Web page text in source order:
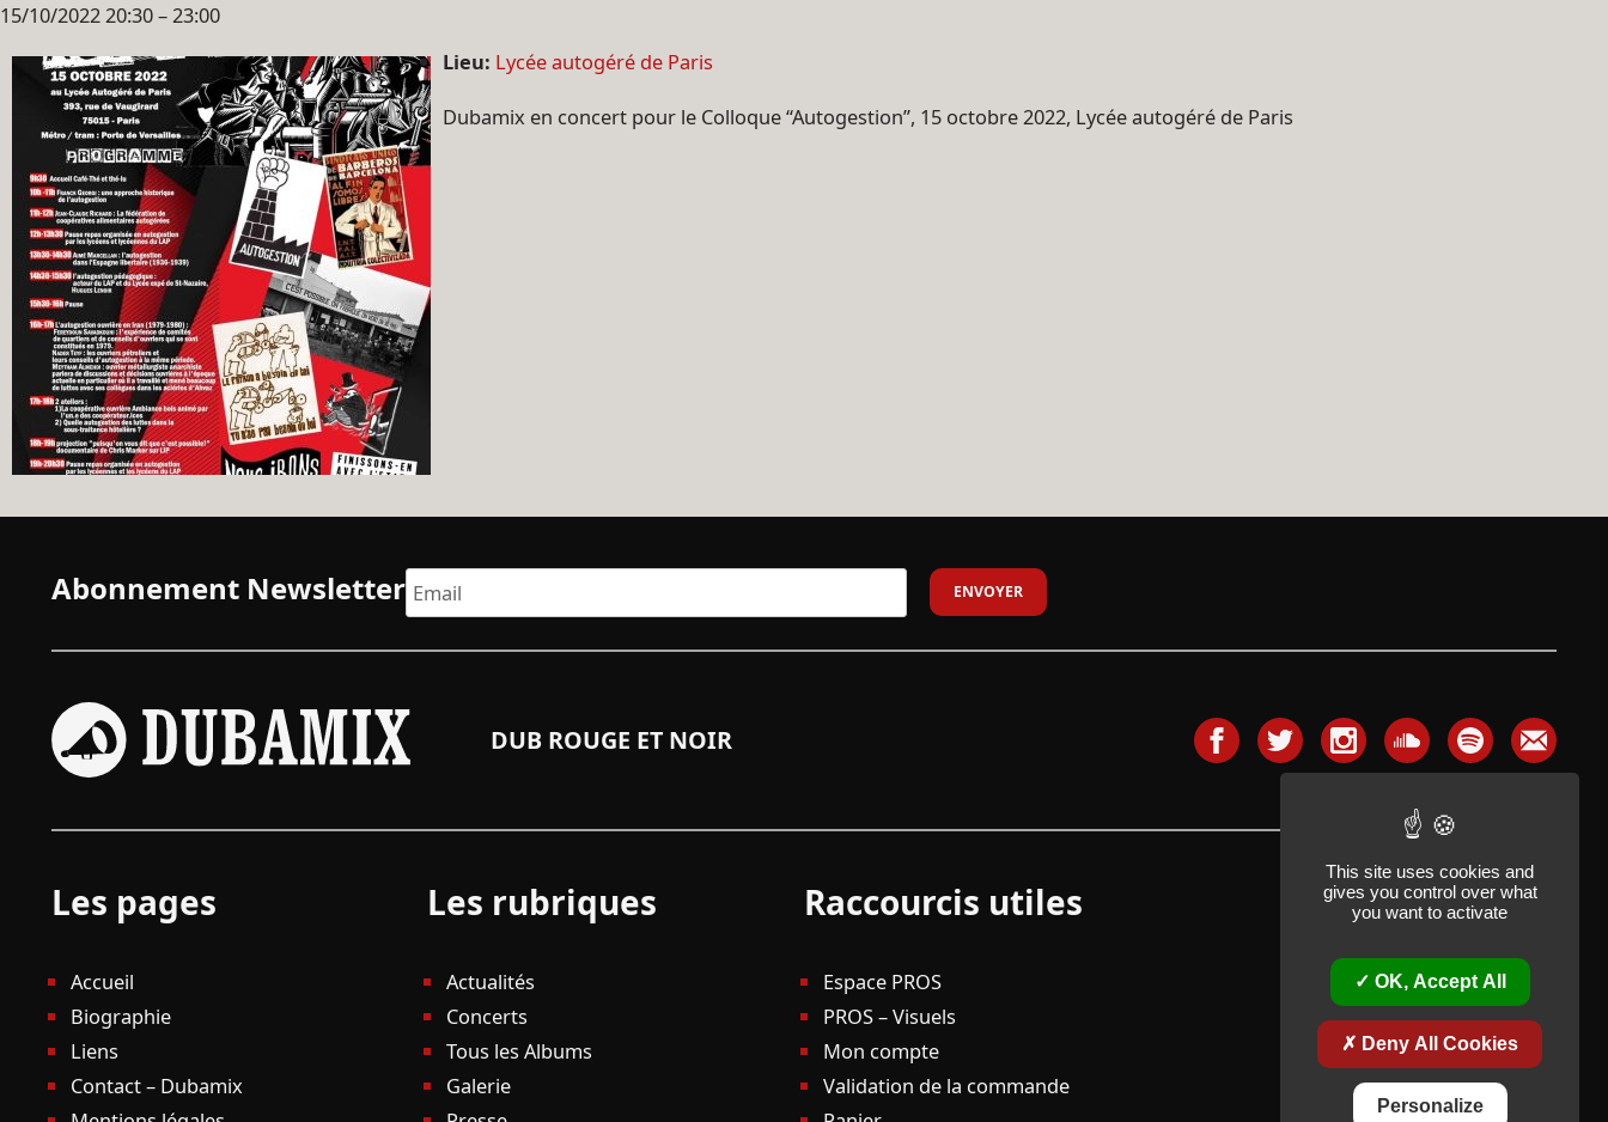
15/10/2022 20:30–23:00
Lieu: Lycée autogéré de Paris
Dubamix en concert pour le Colloque “Autogestion”, 15 octobre 2022, Lycée autogéré de Paris
Abonnement Newsletter
DUB ROUGE ET NOIR
Les pages
Accueil
Biographie
Liens
Contact – Dubamix
Les rubriques
Actualités
Concerts
Tous les Albums
Galerie
Raccourcis utiles
Espace PROS
PROS – Visuels
Mon compte
Validation de la commande
This site uses cookies and
gives you control over what
you want to activate
OK, Accept All
Deny All Cookies
Personalize